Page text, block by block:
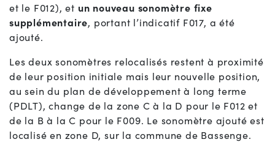
et le F012), et un nouveau sonomètre fixe
supplémentaire, portant l’indicatif F017, a été
ajouté.
Les deux sonomètres relocalisés restent à proximité
de leur position initiale mais leur nouvelle position,
au sein du plan de développement à long terme
(PDLT), change de la zone C à la D pour le F012 et
de la B à la C pour le F009. Le sonomètre ajouté est
localisé en zone D, sur la commune de Bassenge.